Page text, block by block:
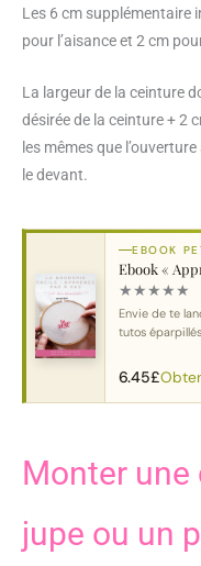
Les 6 cm supplémentaire
pour l’aisance et 2 cm
La largeur de la ceinture
désirée de la ceinture + 2
les mêmes que
le devant.
EBOOK
Ebook «
★★★★★
Envie de te
tutos
6.45£
Monter une
jupe ou un